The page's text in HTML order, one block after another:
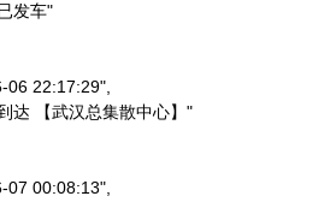
已发车"
06 22:17:29",
件到达 【武汉总集散中心】"
07 00:08:13",